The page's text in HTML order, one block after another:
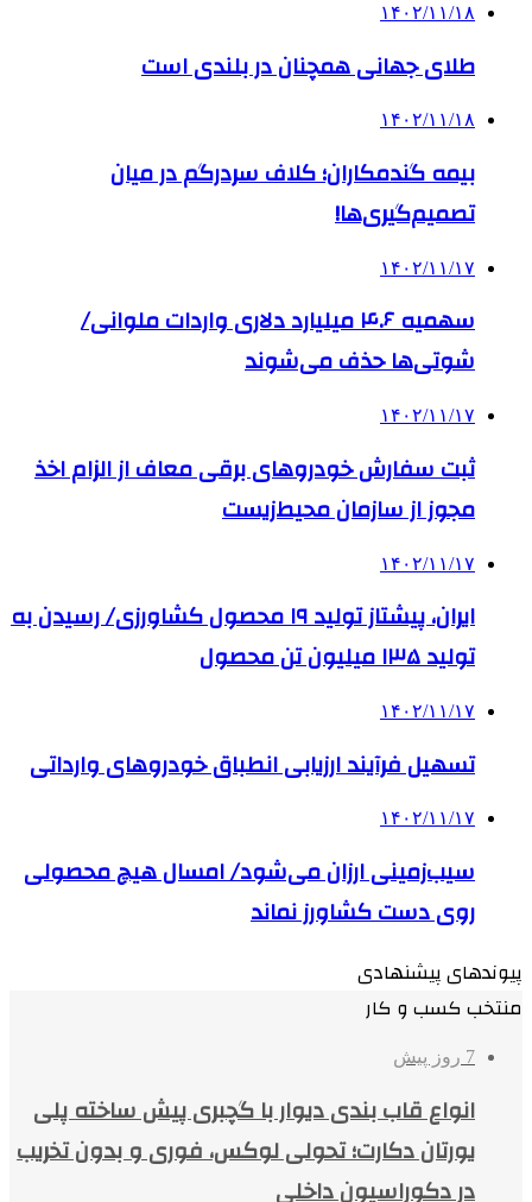
۱۴۰۲/۱۱/۱۸
طلای جهانی همچنان در بلندی است
۱۴۰۲/۱۱/۱۸
بیمه گندمکاران؛ کلاف سردرگم در میان
تصمیم‌گیری‌ها!
۱۴۰۲/۱۱/۱۷
سهمیه ۴.۶ میلیارد دلاری واردات ملوانی/
شوتی‌ها حذف می‌شوند
۱۴۰۲/۱۱/۱۷
ثبت سفارش خودروهای برقی معاف از الزام اخذ
مجوز از سازمان محیط‌زیست
۱۴۰۲/۱۱/۱۷
ایران، پیشتاز تولید ۱۹ محصول کشاورزی/ رسیدن به
تولید ۱۳۵ میلیون تن محصول
۱۴۰۲/۱۱/۱۷
تسهیل فرآیند ارزیابی انطباق خودروهای وارداتی
۱۴۰۲/۱۱/۱۷
سیب‌زمینی ارزان می‌شود/ امسال هیچ محصولی
روی دست کشاورز نماند
پیوندهای پیشنهادی
منتخب کسب و کار
7 روز پیش
انواع قاب بندی دیوار با گچبری پیش ساخته پلی
یورتان دکارت؛ تحولی لوکس، فوری و بدون تخریب
در دکوراسیون داخلی